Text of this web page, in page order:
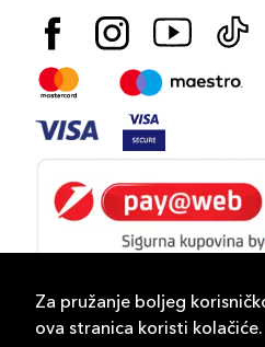
Za pružanje boljeg
ova stranica koristi kolačiće.